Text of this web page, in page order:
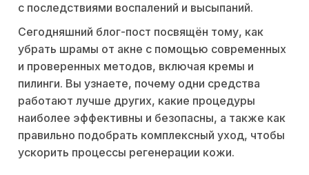
с последствиями воспалений и высыпаний.
Сегодняшний блог-пост посвящён тому, как
убрать шрамы от акне с помощью современных
и проверенных методов, включая кремы и
пилинги. Вы узнаете, почему одни средства
работают лучше других, какие процедуры
наиболее эффективны и безопасны, а также как
правильно подобрать комплексный уход, чтобы
ускорить процессы регенерации кожи.